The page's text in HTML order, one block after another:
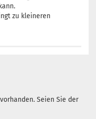
zu kleineren
Seien Sie der